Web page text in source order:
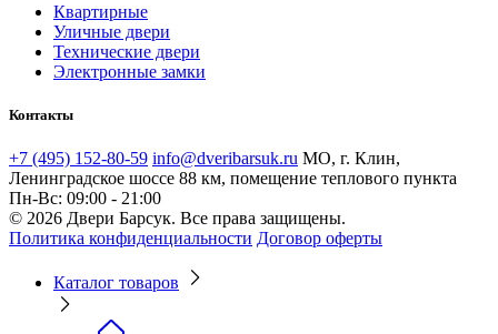
Квартирные
Уличные двери
Технические двери
Электронные замки
Контакты
+7 (495) 152-80-59 info@dveribarsuk.ru МО, г. Клин,
Ленинградское шоссе 88 км, помещение теплового пункта
Пн-Вс: 09:00 - 21:00
© 2026 Двери Барсук. Все права защищены.
Политика конфиденциальности Договор оферты
Каталог товаров